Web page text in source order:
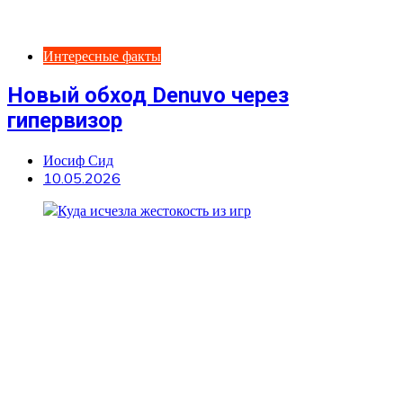
Интересные факты
Новый обход Denuvo через
гипервизор
Иосиф Сид
10.05.2026